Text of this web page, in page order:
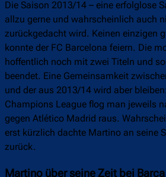
Die Saison 2013/14 – eine erfolglose
allzu gerne und wahrscheinlich auch
zurückgedacht wird. Keinen einzigen
konnte der FC Barcelona feiern. Die
hoffentlich noch mit zwei Titeln und
beendet. Eine Gemeinsamkeit
und der aus 2013/14 wird aber
Champions League flog man jeweils
gegen Atlético Madrid raus.
erst kürzlich dachte Martino an seine
zurück.
Martino über seine Zeit bei Barça